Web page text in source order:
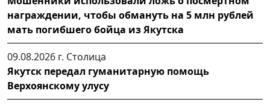
награждении, чтобы обмануть на 5 млн рублей
мать погибшего бойца из Якутска
09.08.2026 г. Столица
Якутск передал гуманитарную помощь
Верхоянскому улусу